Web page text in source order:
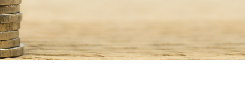
MasterCard y Visa Preferred Points
para todos los productos de tarjeta